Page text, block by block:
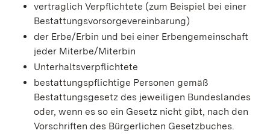
vertraglich Verpflichtete (zum Beispiel bei einer
Bestattungsvorsorgevereinbarung)
der Erbe/Erbin und bei einer Erbengemeinschaft
jeder Miterbe/Miterbin
Unterhaltsverpflichtete
bestattungspflichtige Personen gemäß
Bestattungsgesetz des jeweiligen Bundeslandes
oder, wenn es so ein Gesetz nicht gibt, nach den
Vorschriften des Bürgerlichen Gesetzbuches.